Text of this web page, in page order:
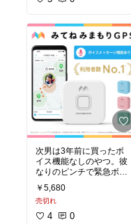
ンアップ効果
キュレル使ってからアネ
ッサ使ってそこはキュレ
ルのが優勢
#オリジナル写真
#敏感肌
#日焼け止め
次男は3年前に買ったボ
イス機能なしのやつ。彼
なりのピンチで緊急ボタ
ン押されたりするのでボ
イス機能あれば困り事に
よって対応できただろう
なぁ
￥5,680
売切れ
4 0